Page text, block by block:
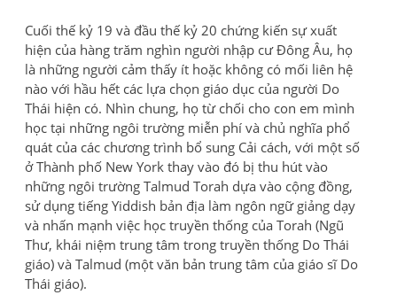
Cuối thế kỷ 19 và đầu thế kỷ 20 chứng kiến sự xuất
hiện của hàng trăm nghìn người nhập cư Đông Âu, họ
là những người cảm thấy ít hoặc không có mối liên hệ
nào với hầu hết các lựa chọn giáo dục của người Do
Thái hiện có. Nhìn chung, họ từ chối cho con em mình
học tại những ngôi trường miễn phí và chủ nghĩa phổ
quát của các chương trình bổ sung Cải cách, với một số
ở Thành phố New York thay vào đó bị thu hút vào
những ngôi trường Talmud Torah dựa vào cộng đồng,
sử dụng tiếng Yiddish bản địa làm ngôn ngữ giảng dạy
và nhấn mạnh việc học truyền thống của Torah (Ngũ
Thư, khái niệm trung tâm trong truyền thống Do Thái
giáo) và Talmud (một văn bản trung tâm của giáo sĩ Do
Thái giáo).